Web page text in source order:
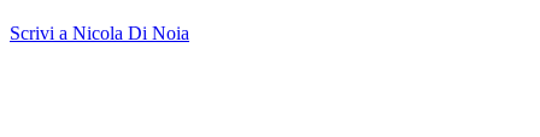
Scrivi a Nicola Di Noia